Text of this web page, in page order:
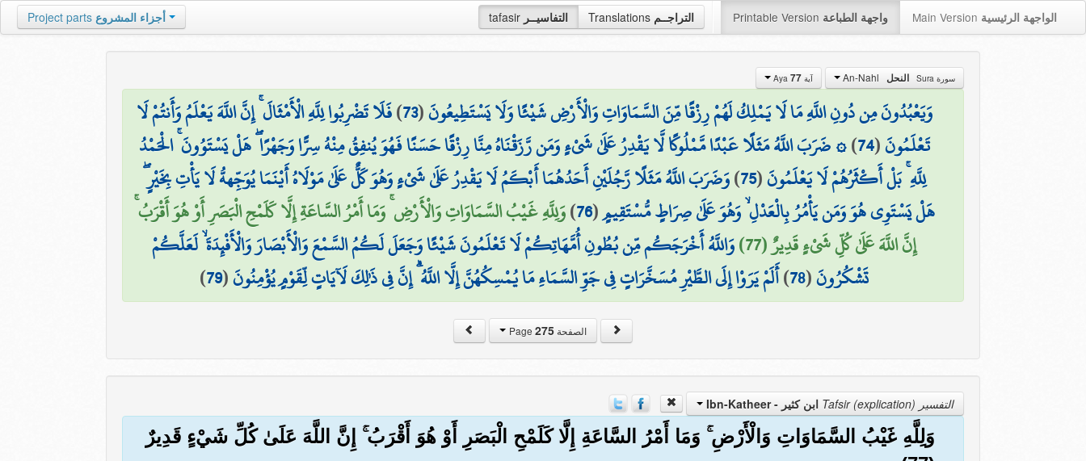
tafasir التفاسيــر Translations التراجــم Printable Version واجهة الطباعة Main Version الواجهة الرئيسية Project parts أجزاء المشروع
سورة Sura النحل آية Aya 77
وَيَعْبُدُونَ مِن دُونِ اللَّهِ مَا لَا يَمْلِكُ لَهُمْ رِزْقًا مِّنَ السَّمَاوَاتِ وَالْأَرْضِ شَيْئًا وَلَا يَسْتَطِيعُونَ(
73
)فَلَا تَضْرِبُوا لِلَّهِ الْأَمْثَالَ ۚ إِنَّ اللَّهَ يَعْلَمُ وَأَنتُمْ لَا
تَعْلَمُونَ(
74
)۞ ضَرَبَ اللَّهُ مَثَلًا عَبْدًا مَّمْلُوكًا لَّا يَقْدِرُ عَلَىٰ شَيْءٍ وَمَن رَّزَقْنَاهُ مِنَّا رِزْقًا حَسَنًا فَهُوَ يُنفِقُ مِنْهُ سِرًّا وَجَهْرًا ۖ هَلْ يَسْتَوُونَ ۚ الْحَمْدُ
لِلَّهِ ۚ بَلْ أَكْثَرُهُمْ لَا يَعْلَمُونَ(
75
)وَضَرَبَ اللَّهُ مَثَلًا رَّجُلَيْنِ أَحَدُهُمَا أَبْكَمُ لَا يَقْدِرُ عَلَىٰ شَيْءٍ وَهُوَ كَلٌّ عَلَىٰ مَوْلَاهُ أَيْنَمَا يُوَجِّههُّ لَا يَأْتِ بِخَيْرٍ ۖ
هَلْ يَسْتَوِي هُوَ وَمَن يَأْمُرُ بِالْعَدْلِ ۙ وَهُوَ عَلَىٰ صِرَاطٍ مُّسْتَقِيمٍ(
76
)وَلِلَّهِ غَيْبُ السَّمَاوَاتِ وَالْأَرْضِ ۚ وَمَا أَمْرُ السَّاعَةِ إِلَّا كَلَمْحِ الْبَصَرِ أَوْ هُوَ أَقْرَبُ ۚ
إِنَّ اللَّهَ عَلَىٰ كُلِّ شَيْءٍ قَدِيرٌ (77)
وَاللَّهُ أَخْرَجَكُم مِّن بُطُونِ أُمَّهَاتِكُمْ لَا تَعْلَمُونَ شَيْئًا وَجَعَلَ لَكُمُ السَّمْعَ وَالْأَبْصَارَ وَالْأَفْئِدَةَ ۙ لَعَلَّكُمْ
تَشْكُرُونَ(
78
)أَلَمْ يَرَوْا إِلَى الطَّيْرِ مُسَخَّرَاتٍ فِي جَوِّ السَّمَاءِ مَا يُمْسِكُهُنَّ إِلَّا اللَّهُ ۗ إِنَّ فِي ذَٰلِكَ لَآيَاتٍ لِّقَوْمٍ يُؤْمِنُونَ(
79
)
الصفحة Page275
التفسير Tafsir (explication) ابن كثير - Ibn-Katheer
وَلِلَّهِ غَيْبُ السَّمَاوَاتِ وَالْأَرْضِ ۚ وَمَا أَمْرُ السَّاعَةِ إِلَّا كَلَمْحِ الْبَصَرِ أَوْ هُوَ أَقْرَبُ ۚ إِنَّ اللَّهَ عَلَىٰ كُلِّ شَيْءٍ قَدِيرٌ